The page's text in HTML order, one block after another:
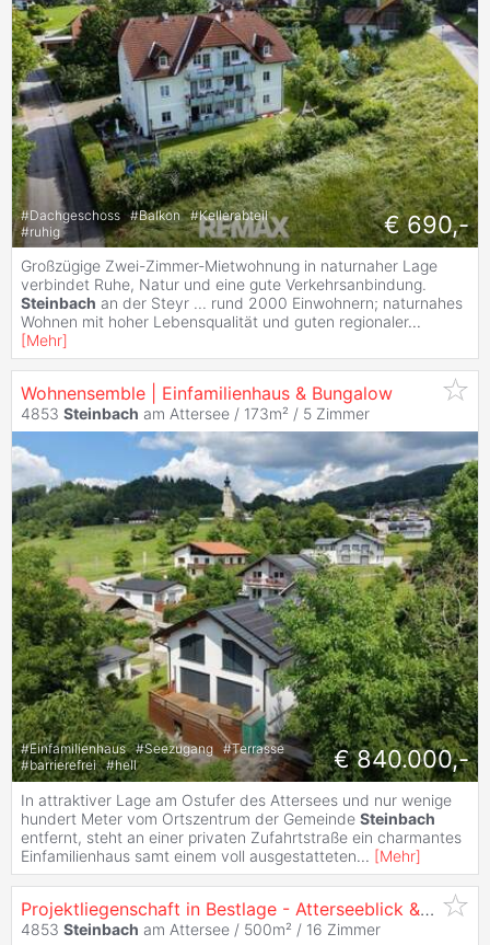
#Dachgeschoss #Balkon #Kellerabteil
#ruhig € 690,-
Großzügige Zwei-Zimmer-Mietwohnung in naturnaher Lage
verbindet Ruhe, Natur und eine gute Verkehrsanbindung.
Steinbach an der Steyr ... rund 2000 Einwohnern; naturnahes
Wohnen mit hoher Lebensqualität und guten regionaler...
[Mehr]
Wohnensemble | Einfamilienhaus & Bungalow
4853 Steinbach am Attersee / 173m² / 5 Zimmer
#Einfamilienhaus #Seezugang #Terrasse
#barrierefrei #hell € 840.000,-
In attraktiver Lage am Ostufer des Attersees und nur wenige
hundert Meter vom Ortszentrum der Gemeinde Steinbach
entfernt, steht an einer privaten Zufahrtstraße ein charmantes
Einfamilienhaus samt einem voll ausgestatteten... [Mehr]
Projektliegenschaft in Bestlage - Atterseeblick & genehmigtes Bauprojekt mit teilweiser Zweitwohnsitzgenehmigung!
4853 Steinbach am Attersee / 500m² / 16 Zimmer